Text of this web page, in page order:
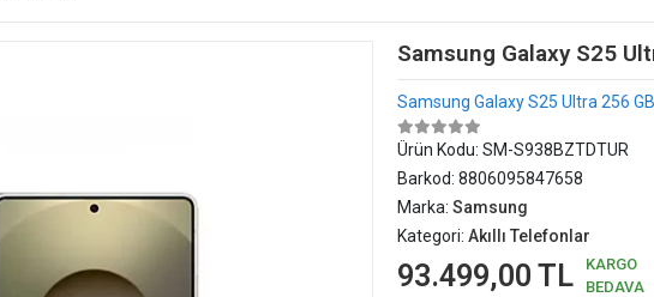
Samsung Galaxy S25
Samsung Galaxy S25 Ultra 256
Ürün Kodu: SM-S938BZTDTUR
Barkod: 8806095847658
Marka: Samsung
Kategori: Akıllı Telefonlar
93.499,00 TL
KARGO
BEDAVA